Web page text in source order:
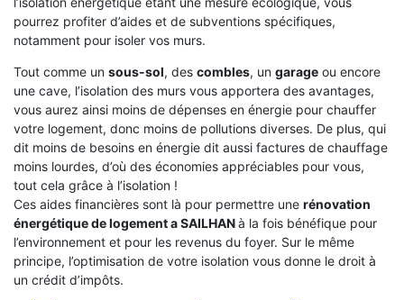
pourrez profiter d’aides et de subventions spécifiques,
notamment pour isoler vos murs.
Tout comme un sous-sol, des combles, un garage ou encore
une cave, l’isolation des murs vous apportera des avantages,
vous aurez ainsi moins de dépenses en énergie pour chauffer
votre logement, donc moins de pollutions diverses. De plus, qui
dit moins de besoins en énergie dit aussi factures de chauffage
moins lourdes, d’où des économies appréciables pour vous,
tout cela grâce à l’isolation !
Ces aides financières sont là pour permettre une rénovation
énergétique de logement aSAILHANà la fois bénéfique pour
l’environnement et pour les revenus du foyer. Sur le même
principe, l’optimisation de votre isolation vous donne le droit à
un crédit d’impôts.